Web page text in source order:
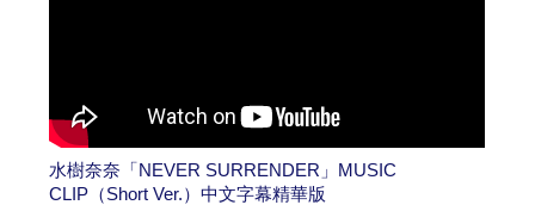
水樹奈奈「NEVER SURRENDER」MUSIC
CLIP（Short Ver.）中文字幕精華版